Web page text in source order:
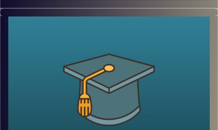
בפס ייצור גוזרים את החלקים שיש לייצר
לתכנון ערים? פרופסור נורית אלפסי חוקרת את
הדינמיקה של הסביבה בה רובנו חיים – העיר.
התושבים משתנים, הצרכים משתנים, והעיר
צריכה להיות גמישה לאור התמורות הרבות
והמהירות שבה. כשתכנון עירוני הופך לכאוס,
ועל הפתרונות שיקדמו את התכנון בצמוד